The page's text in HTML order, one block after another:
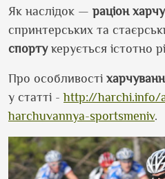
Як наслідок — раціон
спринтерських та
спортукерується істотно
Про особливості
у статті -http://harchi.info/
harchuvannya-sportsmeniv.